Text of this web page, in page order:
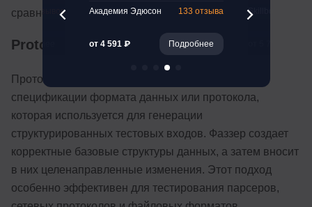
сравнению с случайным подходом.
Protocol-based (на базе протокола)
Протокольный фаззинг предполагает разработку
спецификации формата данных или протокола,
которая используется для генерации
структурированных тестовых входов. Фаззер создает
корректные базовые структуры данных, а затем вносит
в них целенаправленные изменения. Этот подход
особенно эффективен для тестирования парсеров,
47 отзывов
Подробнее
Академия Эдюсон 133 отзыва
от 4 591 ₽ Подробнее
Skillbox